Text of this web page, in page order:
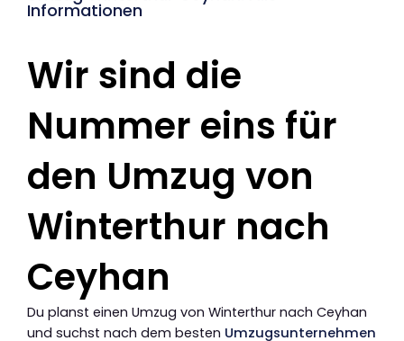
Informationen
Wir sind die
Nummer eins für
den Umzug von
Winterthur nach
Ceyhan
Du planst einen Umzug von Winterthur nach Ceyhan
und suchst nach dem besten Umzugsunternehmen